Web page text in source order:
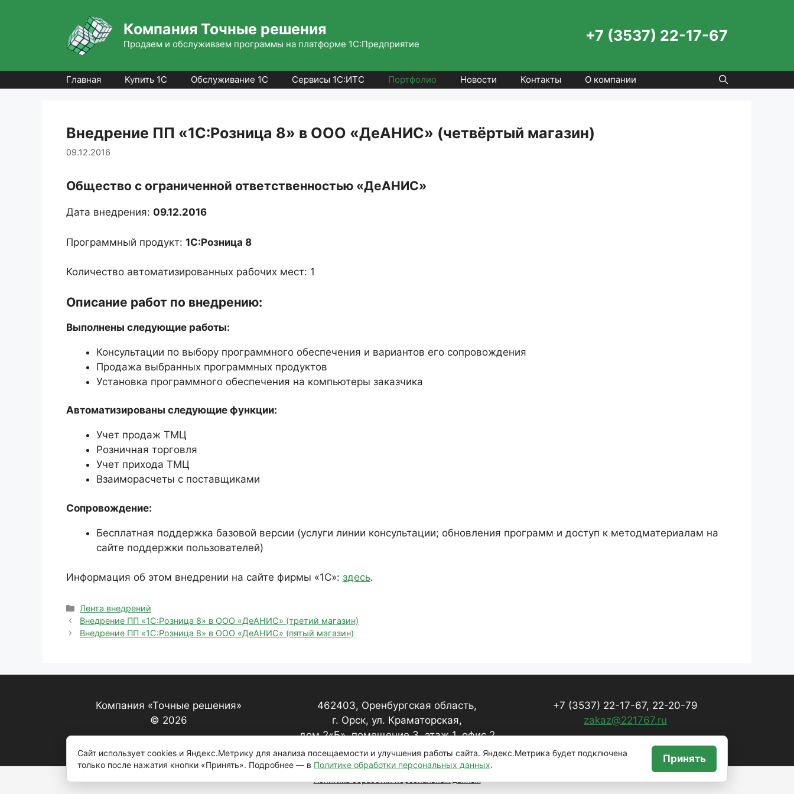
содержимому
Компания Точные решения
Продаем и обслуживаем программы на платформе 1С:Предприятие +7 (3537) 22-17-67
Главная Купить 1С Обслуживание 1С Сервисы 1С:ИТС Портфолио Новости Контакты О компании
Внедрение ПП «1С:Розница 8» в ООО «ДеАНИС» (четвёртый магазин)
09.12.2016
Общество с ограниченной ответственностью «ДеАНИС»
Дата внедрения: 09.12.2016
Программный продукт: 1С:Розница 8
Количество автоматизированных рабочих мест: 1
Описание работ по внедрению:
Выполнены следующие работы:
Консультации по выбору программного обеспечения и вариантов его сопровождения
Продажа выбранных программных продуктов
Установка программного обеспечения на компьютеры заказчика
Автоматизированы следующие функции:
Учет продаж ТМЦ
Розничная торговля
Учет прихода ТМЦ
Взаиморасчеты с поставщиками
Сопровождение:
Бесплатная поддержка базовой версии (услуги линии консультации; обновления программ и доступ к методматериалам на
сайте поддержки пользователей)
Информация об этом внедрении на сайте фирмы «1С»: здесь.
Рубрики
Лента внедрений
Внедрение ПП «1С:Розница 8» в ООО «ДеАНИС» (третий магазин)
Внедрение ПП «1С:Розница 8» в ООО «ДеАНИС» (пятый магазин)
Компания «Точные решения»
© 2026
462403, Оренбургская область,
г. Орск, ул. Краматорская,
дом 2«Б», помещение 3, этаж 1, офис 2
+7 (3537) 22-17-67, 22-20-79
zakaz@221767.ru
Политика обработки персональных данных
Сайт использует cookies и Яндекс.Метрику для анализа посещаемости и улучшения работы сайта. Яндекс.Метрика будет подключена
только после нажатия кнопки «Принять». Подробнее — в Политике обработки персональных данных. Принять